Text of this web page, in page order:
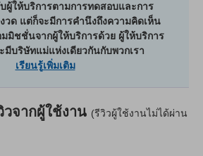
ผู้ให้บริการตามการทดสอบและการ
วด แต่ก็จะมีการคำนึงถึงความคิดเห็น
มิชชั่นจากผู้ให้บริการด้วย ผู้ให้บริการ
มีบริษัทแม่แห่งเดียวกันกับพวกเรา
เรียนรู้เพิ่มเติม
วจากผู้ใช้งาน (รีวิวผู้ใช้งานไม่ได้ผ่าน